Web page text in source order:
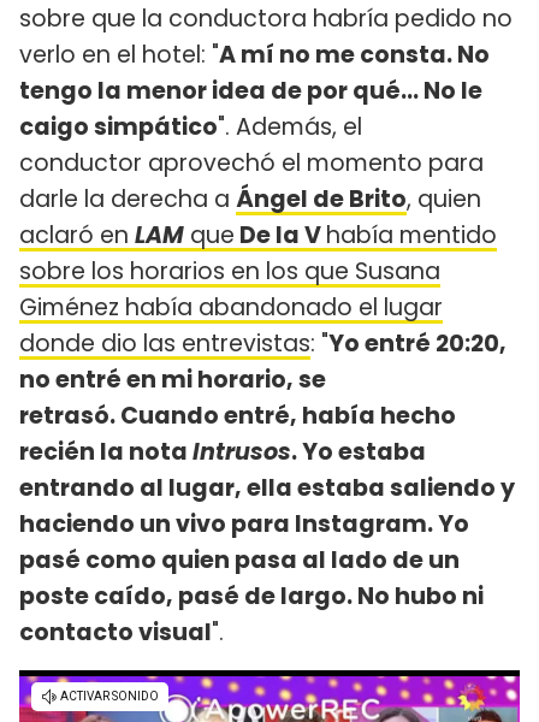
sobre que la conductora habría pedido no
verlo en el hotel: "A mí no me consta. No
tengo la menor idea de por qué... No le
caigo simpático". Además, el
conductor aprovechó el momento para
darle la derecha a Ángel de Brito, quien
aclaró en LAM que De la Vhabía mentido
sobre los horarios en los que Susana
Giménez había abandonado el lugar
donde dio las entrevistas: "Yo entré 20:20,
no entré en mi horario, se
retrasó. Cuando entré, había hecho
recién la notaIntrusos. Yo estaba
entrando al lugar, ella estaba saliendo y
haciendo un vivo para Instagram. Yo
pasé como quien pasa al lado de un
poste caído, pasé de largo. No hubo ni
contacto visual".